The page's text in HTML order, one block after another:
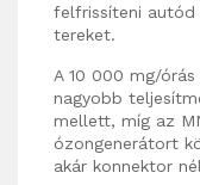
felfrissíteni autód
tereket.
A 10 000 mg/
nagyobb
mellett, míg az
ózongenerátort
akár konnektor